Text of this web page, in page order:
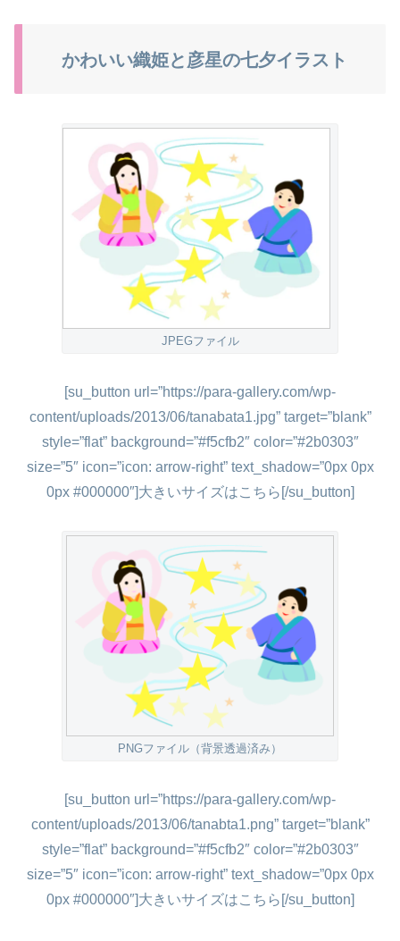
かわいい織姫と彦星の七夕イラスト
JPEGファイル
[su_button url=”https://para-gallery.com/wp-
content/uploads/2013/06/tanabata1.jpg” target=”blank”
style=”flat” background=”#f5cfb2″ color=”#2b0303″
size=”5″ icon=”icon: arrow-right” text_shadow=”0px 0px
0px #000000″]大きいサイズはこちら[/su_button]
PNGファイル（背景透過済み）
[su_button url=”https://para-gallery.com/wp-
content/uploads/2013/06/tanabta1.png” target=”blank”
style=”flat” background=”#f5cfb2″ color=”#2b0303″
size=”5″ icon=”icon: arrow-right” text_shadow=”0px 0px
0px #000000″]大きいサイズはこちら[/su_button]